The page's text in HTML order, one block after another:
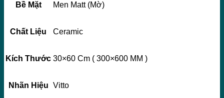
Bề Mặt Men Matt (Mờ)
Chất Liệu Ceramic
Kích Thước 30×60 Cm ( 300×600 MM )
Nhãn Hiệu Vitto